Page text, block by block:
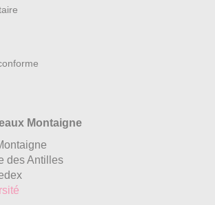
Montaigne
des Antilles